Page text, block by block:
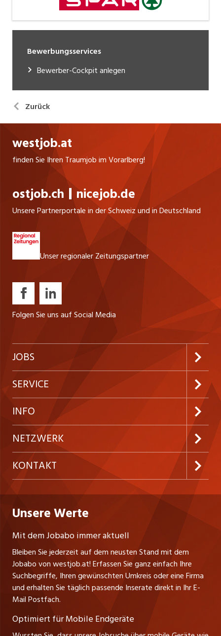
Bewerbungsservices
Bewerber-Cockpit anlegen
Zurück
westjob.at
finden Sie Ihren Traumjob im Vorarlberg!
ostjob.ch nicejob.de
Unsere Partnerportale in der Schweiz und in Deutschland
Unser regionaler Zeitungspartner
Folgen Sie uns auf Social Media
JOBS
Jobabo abonnieren
Neue Stellen
Festanstellungen
Temporäre Jobs
Praktika
Lehrstellen
Führungspositionen
Management / Kader-Jobs
SERVICE
Kundenlogin
Inserieren
Firmen
Personalvermittler
INFO
Preise und Leistungen
AGB
Datenschutzerklärung
Impressum
NETZWERK
ostjob.ch
jobzüri.ch
jobmittelland.ch
jobbern.ch
jobbasel.ch
zentraljob.ch
myjob.ch
KONTAKT
Gutenbergstrasse 1
A-6858 Schwarzach
Stefan Spötl
Tel. +43 664 39 47 47 7
Leiter westjob.at
Andrea Graf
Tel. +43 664 20 30 02 1
Verkauf und Beratung
Unsere Werte
Mit dem Jobabo immer aktuell
Bleiben Sie jederzeit auf dem neusten Stand mit dem
Jobabo von westjob.at! Erfassen Sie ganz einfach Ihre
Suchbegriffe, Ihren gewünschten Umkreis oder eine Firma
und erhalten Sie täglich passende Inserate direkt in Ihr E-
Mail Postfach.
Optimiert für Mobile Endgeräte